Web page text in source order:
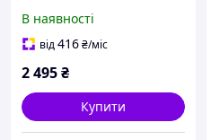
В наявності
від416₴/міс
2 495₴
Купити